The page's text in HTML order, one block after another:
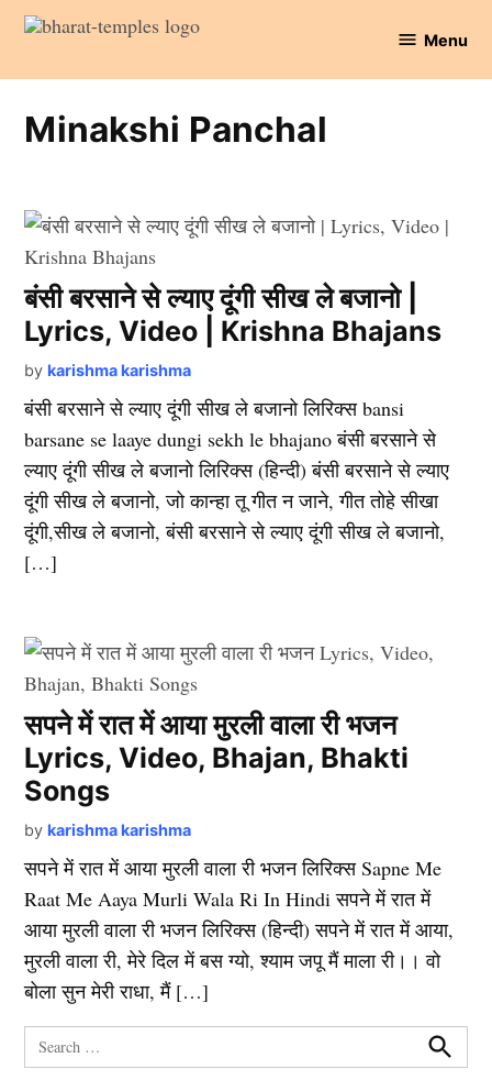
Skip
content
Temples
Menu
Minakshi Panchal
बंसी बरसाने से ल्याए दूंगी सीख ले बजानो |
Lyrics, Video | Krishna Bhajans
by karishma karishma
बंसी बरसाने से ल्याए दूंगी सीख ले बजानो लिरिक्स bansi
barsane se laaye dungi sekh le bhajano बंसी बरसाने से
ल्याए दूंगी सीख ले बजानो लिरिक्स (हिन्दी) बंसी बरसाने से ल्याए
दूंगी सीख ले बजानो, जो कान्हा तू गीत न जाने, गीत तोहे सीखा
दूंगी,सीख ले बजानो, बंसी बरसाने से ल्याए दूंगी सीख ले बजानो,
[…]
सपने में रात में आया मुरली वाला री भजन
Lyrics, Video, Bhajan, Bhakti
Songs
by karishma karishma
सपने में रात में आया मुरली वाला री भजन लिरिक्स Sapne Me
Raat Me Aaya Murli Wala Ri In Hindi सपने में रात में
आया मुरली वाला री भजन लिरिक्स (हिन्दी) सपने में रात में आया,
मुरली वाला री, मेरे दिल में बस ग्यो, श्याम जपू मैं माला री।। वो
बोला सुन मेरी राधा, मैं […]
Search
for:
Search